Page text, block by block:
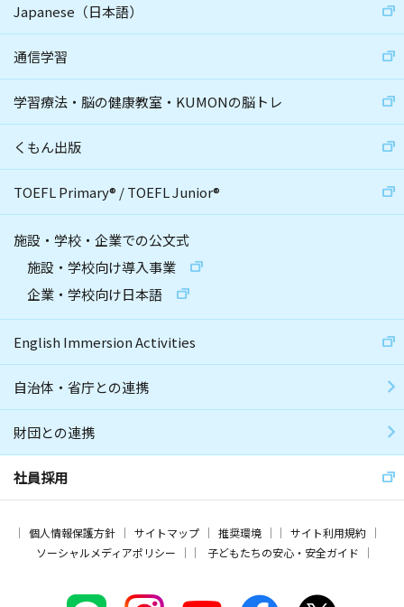
Japanese（日本語）
通信学習
学習療法・脳の健康教室・KUMONの脳トレ
くもん出版
TOEFL Primary® /TOEFL Junior®
施設・学校・企業での公文式
施設・学校向け導入事業
企業・学校向け日本語
English Immersion Activities
自治体・省庁との連携
財団との連携
社員採用
個人情報保護方針 サイトマップ 推奨環境
サイト利用規約
ソーシャルメディアポリシー
子どもたちの安心・安全ガイド